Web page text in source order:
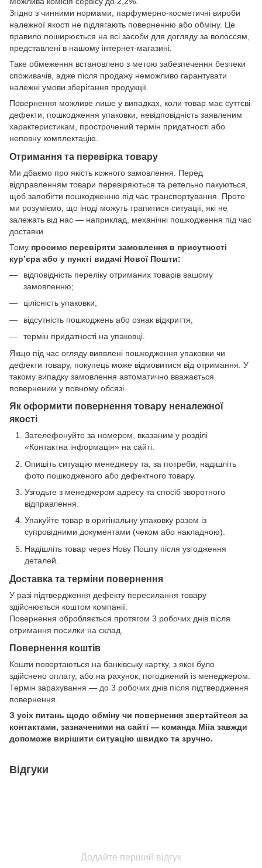
Згідно з чинними нормами, парфумерно-косметичні вироби
належної якості не підлягають поверненню або обміну. Це
правило поширюється на всі засоби для догляду за волоссям,
представлені в нашому інтернет-магазині.
Таке обмеження встановлено з метою забезпечення безпеки
споживачів, адже після продажу неможливо гарантувати
належні умови зберігання продукції.
Повернення можливе лише у випадках, коли товар має суттєві
дефекти, пошкодження упаковки, невідповідність заявленим
характеристикам, прострочений термін придатності або
неповну комплектацію.
Отримання та перевірка товару
Ми дбаємо про якість кожного замовлення. Перед
відправленням товари перевіряються та ретельно пакуються,
щоб запобігти пошкодженню під час транспортування. Проте
ми розуміємо, що іноді можуть трапитися ситуації, які не
залежать від нас — наприклад, механічні пошкодження під час
доставки.
Тому просимо перевіряти замовлення в присутності
кур’єра або у пункті видачі Нової Пошти:
відповідність переліку отриманих товарів вашому
замовленню;
цілісність упаковки;
відсутність пошкоджень або ознак відкриття;
термін придатності на упаковці.
Якщо під час огляду виявлені пошкодження упаковки чи
дефекти товару, покупець може відмовитися від отримання. У
такому випадку замовлення автоматично вважається
поверненим у повному обсязі.
Як оформити повернення товару неналежної
якості
Зателефонуйте за номером, вказаним у розділі
«Контактна інформація» на сайті.
Опишіть ситуацію менеджеру та, за потреби, надішліть
фото пошкодженого або дефектного товару.
Узгодьте з менеджером адресу та спосіб зворотного
відправлення.
Упакуйте товар в оригінальну упаковку разом із
супровідними документами (чеком або накладною).
Надішліть товар через Нову Пошту після узгодження
деталей.
Доставка та терміни повернення
У разі підтвердження дефекту пересилання товару
здійснюється коштом компанії.
Повернення обробляється протягом 3 робочих днів після
отримання посилки на склад.
Повернення коштів
Кошти повертаються на банківську картку, з якої було
здійснено оплату, або на рахунок, погоджений із менеджером.
Термін зарахування — до 3 робочих днів після підтвердження
повернення.
З усіх питань щодо обміну чи повернення звертайтеся за
контактами, зазначеними на сайті — команда Miia завжди
допоможе вирішити ситуацію швидко та зручно.
Відгуки
Додайте перший відгук